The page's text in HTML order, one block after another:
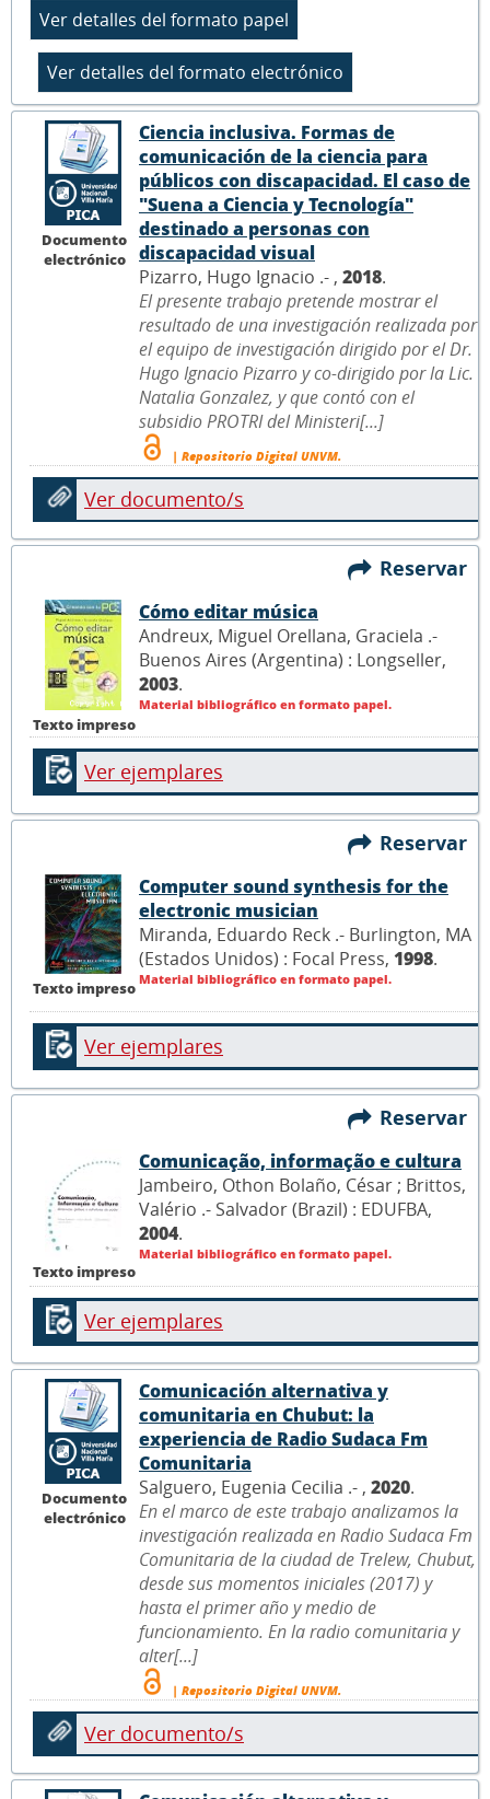
Documento
electrónico
Ciencia inclusiva. Formas de
comunicación de la ciencia para
públicos con discapacidad. El caso de
"Suena a Ciencia y Tecnología"
destinado a personas con
discapacidad visual
Pizarro, Hugo Ignacio .- , 2018.
El presente trabajo pretende mostrar el
resultado de una investigación realizada por
el equipo de investigación dirigido por el Dr.
Hugo Ignacio Pizarro y co-dirigido por la Lic.
Natalia Gonzalez, y que contó con el
subsidio PROTRI del Ministeri[...]
| Repositorio Digital UNVM.
Ver documento/s
Reservar
Texto impreso
Cómo editar música
Andreux, Miguel Orellana, Graciela .-
Buenos Aires (Argentina) : Longseller,
2003.
Material bibliográfico en formato papel.
Ver ejemplares
Reservar
Texto impreso
Computer sound synthesis for the
electronic musician
Miranda, Eduardo Reck .- Burlington, MA
(Estados Unidos) : Focal Press, 1998.
Material bibliográfico en formato papel.
Ver ejemplares
Reservar
Texto impreso
Comunicação, informação e cultura
Jambeiro, Othon Bolaño, César ; Brittos,
Valério .- Salvador (Brazil) : EDUFBA,
2004.
Material bibliográfico en formato papel.
Ver ejemplares
Documento
electrónico
Comunicación alternativa y
comunitaria en Chubut: la
experiencia de Radio Sudaca Fm
Comunitaria
Salguero, Eugenia Cecilia .- , 2020.
En el marco de este trabajo analizamos la
investigación realizada en Radio Sudaca Fm
Comunitaria de la ciudad de Trelew, Chubut,
desde sus momentos iniciales (2017) y
hasta el primer año y medio de
funcionamiento. En la radio comunitaria y
alter[...]
| Repositorio Digital UNVM.
Ver documento/s